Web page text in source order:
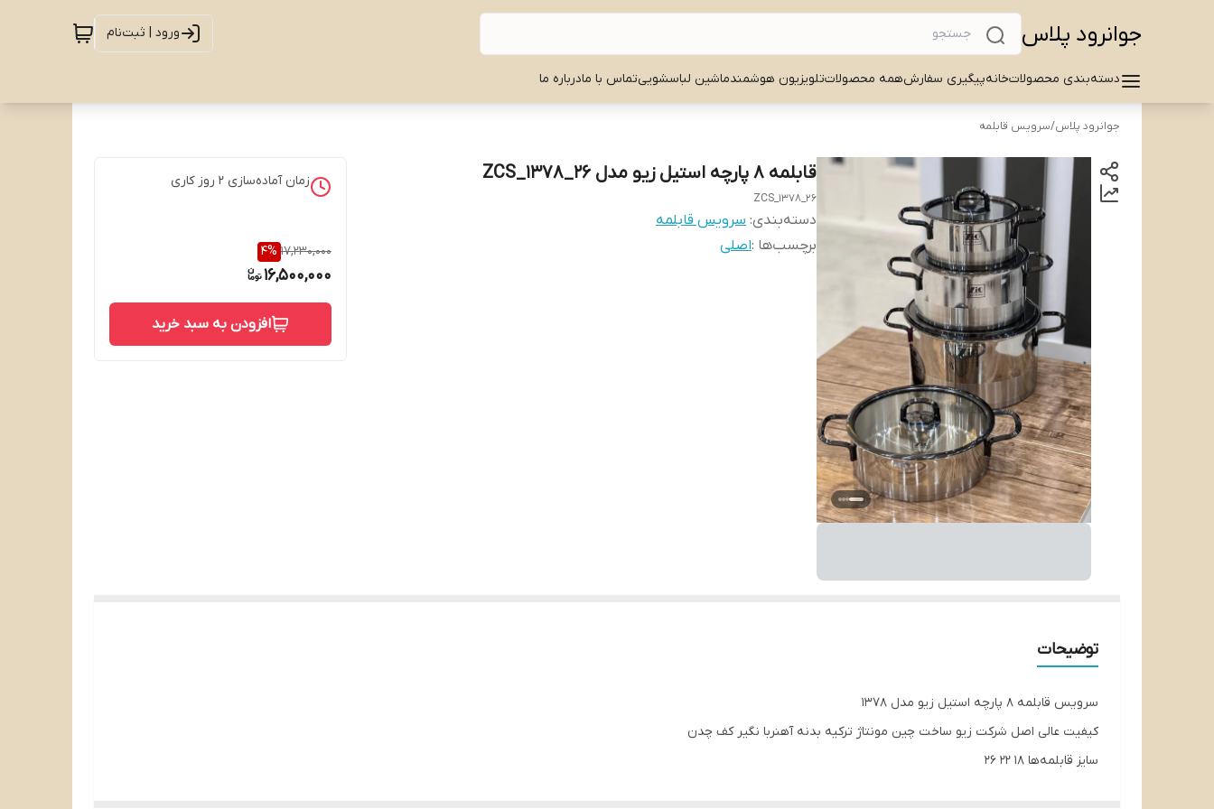
جوانرود پلاس ورود | ثبت‌نام
دسته‌بندی محصولاتخانهپیگیری سفارشهمه محصولاتتلویزیون هوشمندماشین لباسشوییتماس با مادرباره ما
جوانرود پلاس/سرویس قابلمه
قابلمه ۸ پارچه استیل زیو مدل ZCS_1378_26
ZCS_1378_26
دسته‌بندی: سرویس قابلمه
برچسب‌ها :اصلی
زمان آماده‌سازی 2 روز کاری
17,230,000
4%
16,500,000
افزودن به سبد خرید
توضیحات
سرویس قابلمه ۸ پارچه استیل زیو مدل ۱۳۷۸
کیفیت عالی اصل شرکت زیو ساخت چین مونتاژ ترکیه بدنه آهنربا نگیر کف چدن
سایز قابلمه‌ها ۱۸ ۲۲ ۲۶